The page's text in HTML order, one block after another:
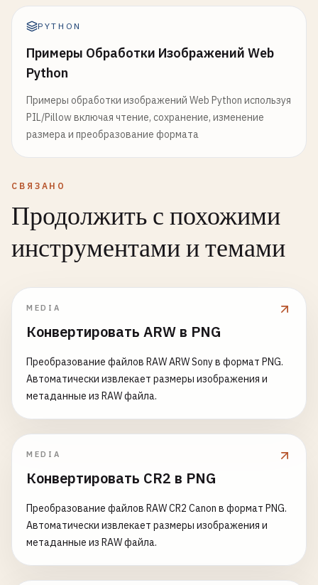
PYTHON
Примеры Обработки Изображений Web
Python
Примеры обработки изображений Web Python используя
PIL/Pillow включая чтение, сохранение, изменение
размера и преобразование формата
СВЯЗАНО
Продолжить с похожими
инструментами и темами
MEDIA
Конвертировать ARW в PNG
Преобразование файлов RAW ARW Sony в формат PNG.
Автоматически извлекает размеры изображения и
метаданные из RAW файла.
MEDIA
Конвертировать CR2 в PNG
Преобразование файлов RAW CR2 Canon в формат PNG.
Автоматически извлекает размеры изображения и
метаданные из RAW файла.